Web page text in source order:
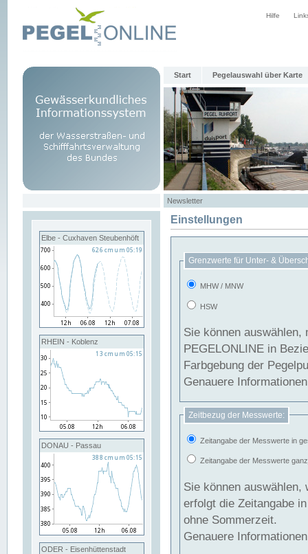
Hilfe
Start Pegelauswahl über Karte
Newsletter
Elbe - Cuxhaven Steubenhöft
RHEIN - Koblenz
DONAU - Passau
ODER - Eisenhüttenstadt
Einstellungen
Grenzwerte für Unter- &
MHW / MNW
HSW
Sie können
PEGELONLINE in Beziehung
Farbgebung der
Genauere
Zeitbezug der Messwerte:
Zeitangabe der Messwerte in
Zeitangabe der Messwerte
Sie können auswählen,
erfolgt die Zeitangabe
ohne Sommerzeit.
Genauere